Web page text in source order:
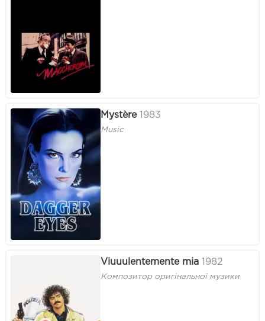
Mystère 1983
Music
Viuuulentemente mia 1982
Композитор оригінальної музики